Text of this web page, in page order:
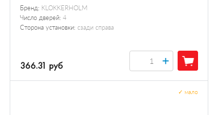
Бренд: KLOKKERHOLM
Число дверей: 4
Сторона установки: сзади справа
366.31 руб +
мало